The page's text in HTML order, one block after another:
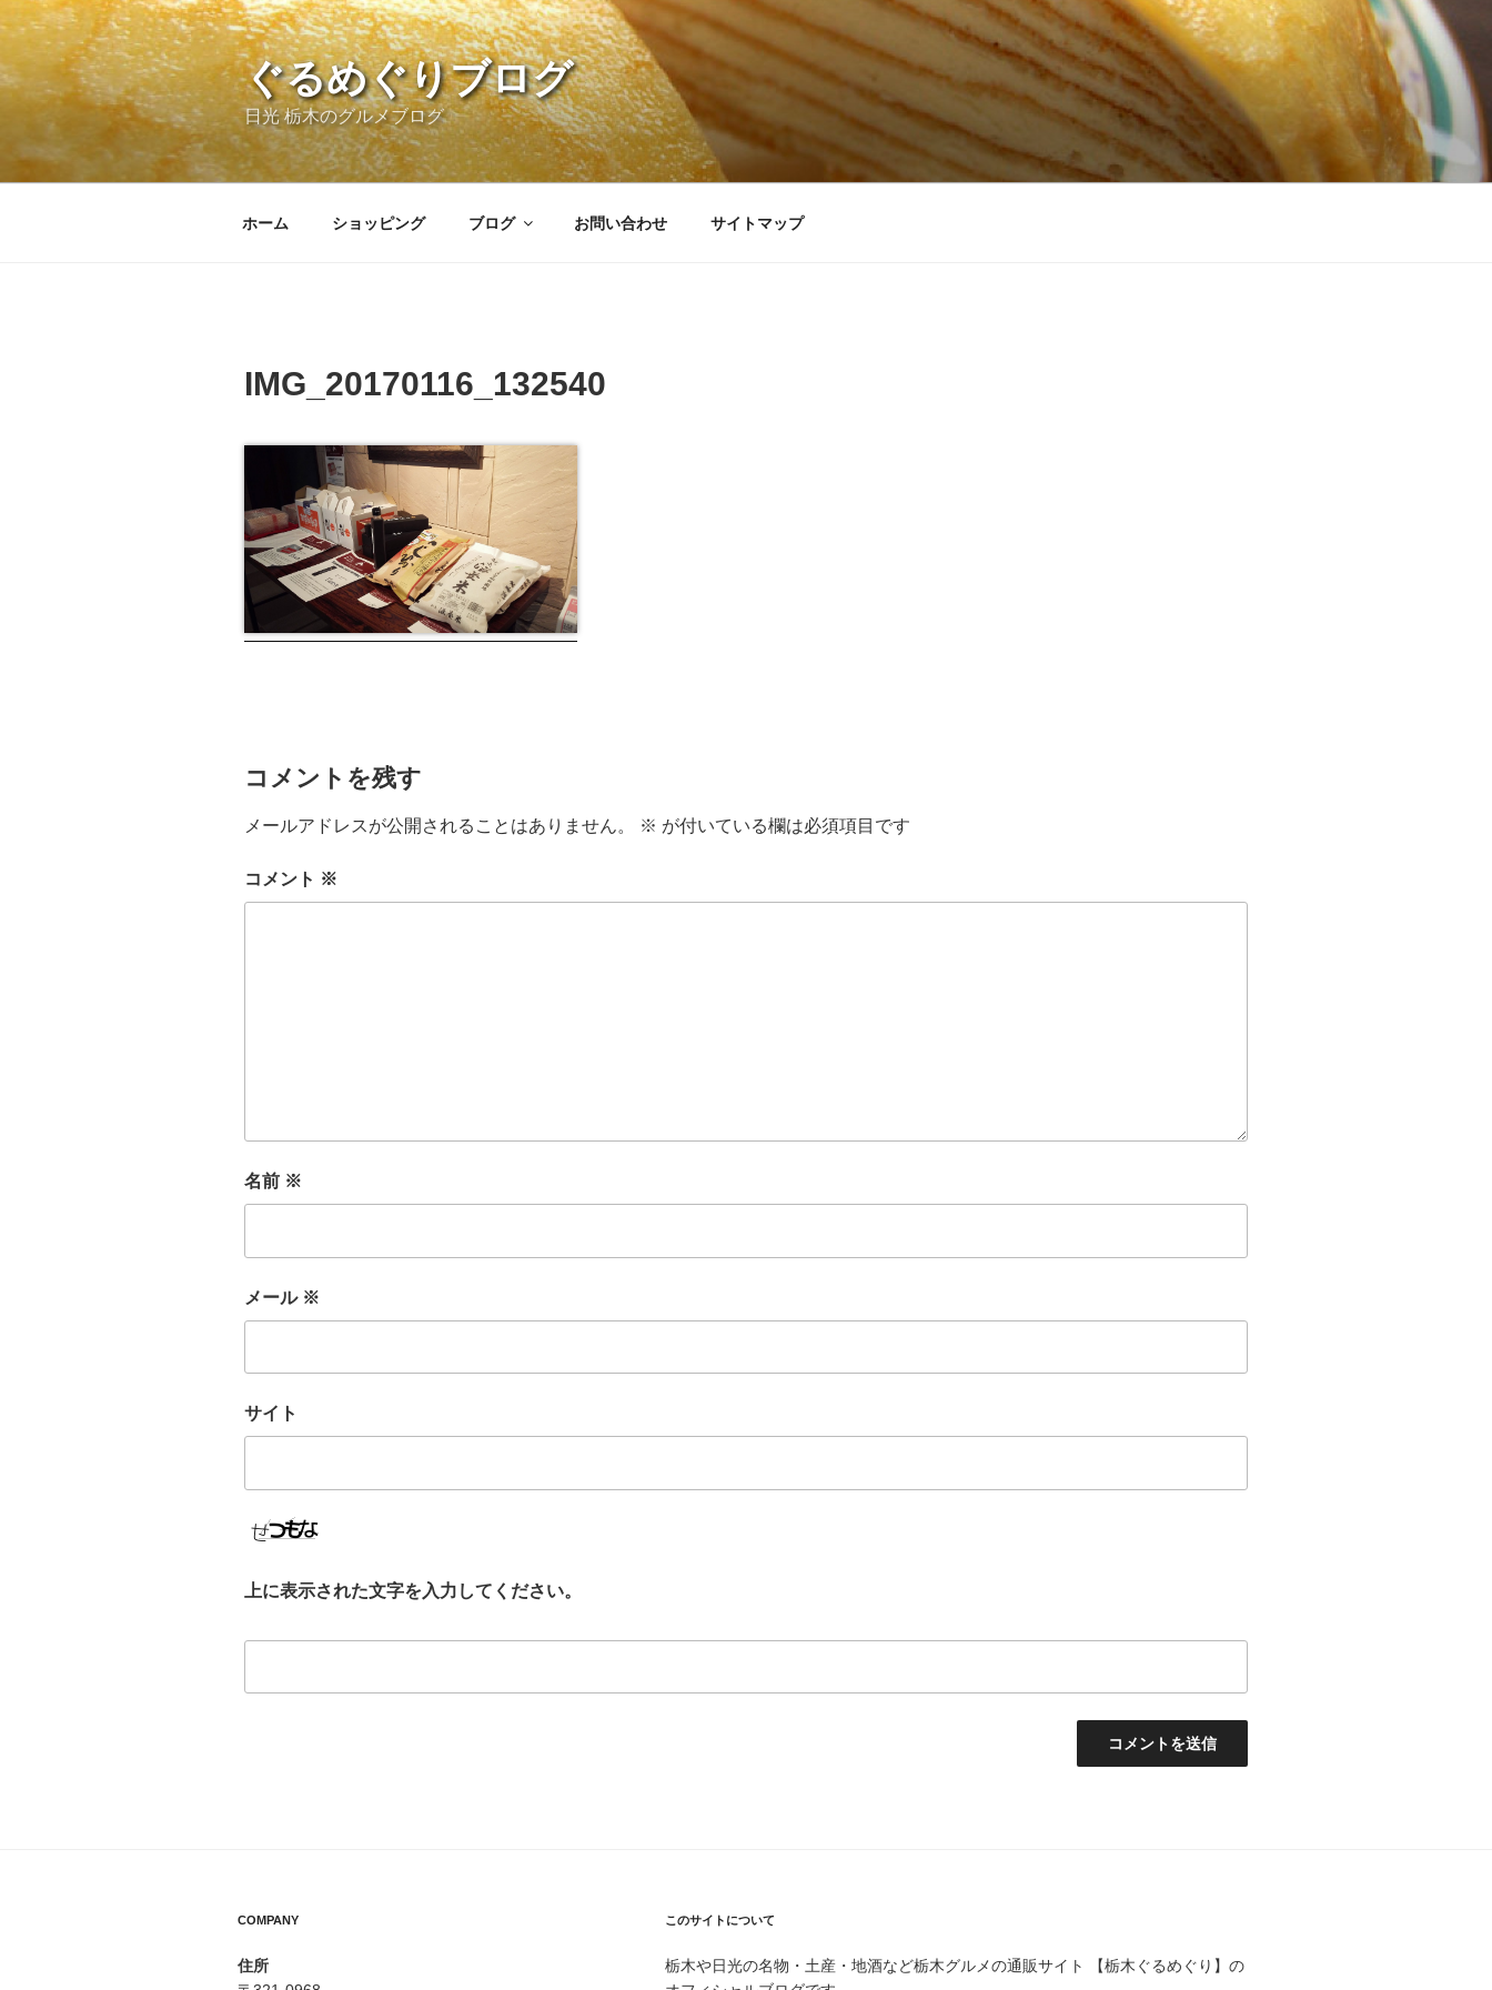
ン
テ
ン
ぐるめぐりブログ
日光 栃木のグルメブログ
ホーム ショッピング ブログ お問い合わせ サイトマップ
IMG_20170116_132540
コメントを残す
メールアドレスが公開されることはありません。 ※ が付いている欄は必須項目です
コメント ※
名前 ※
メール ※
サイト
上に表示された文字を入力してください。
COMPANY
住所
このサイトについて
栃木や日光の名物・土産・地酒など栃木グルメの通販サイト 【栃木ぐるめぐり】の